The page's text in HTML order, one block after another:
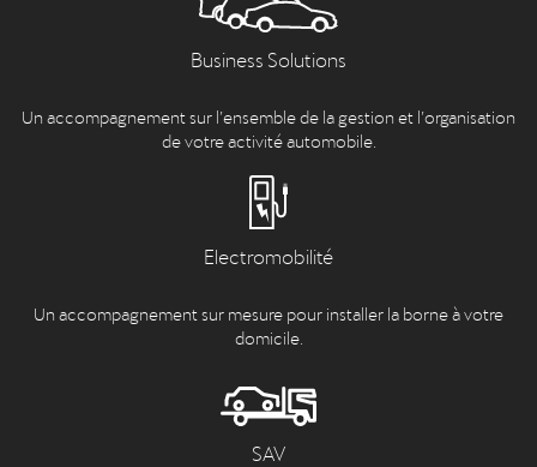
Business Solutions
Un accompagnement sur l’ensemble de la gestion et l’organisation
de votre activité automobile.
Electromobilité
Un accompagnement sur mesure pour installer la borne à votre
domicile.
SAV